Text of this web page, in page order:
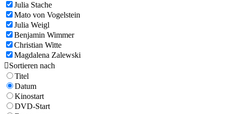
Julia Stache
Mato von Vogelstein
Julia Weigl
Benjamin Wimmer
Christian Witte
Magdalena Zalewski
Sortieren nach
Titel
Datum
Kinostart
DVD-Start